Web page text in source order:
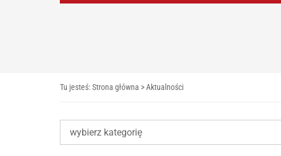
Tu jesteś:Strona główna >Aktualności